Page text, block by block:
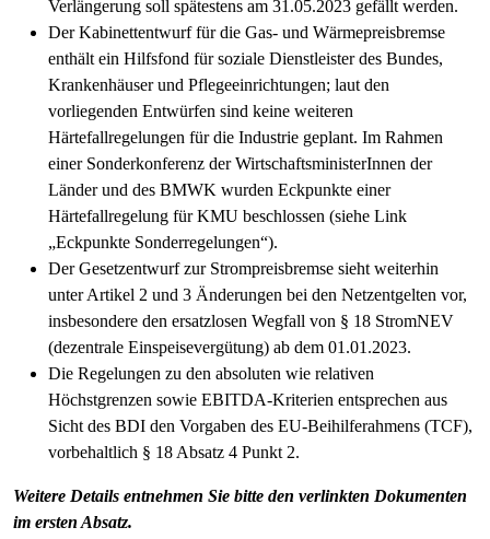
Verlängerung soll spätestens am 31.05.2023 gefällt werden.
Der Kabinettentwurf für die Gas- und Wärmepreisbremse
enthält ein Hilfsfond für soziale Dienstleister des Bundes,
Krankenhäuser und Pflegeeinrichtungen; laut den
vorliegenden Entwürfen sind keine weiteren
Härtefallregelungen für die Industrie geplant. Im Rahmen
einer Sonderkonferenz der WirtschaftsministerInnen der
Länder und des BMWK wurden Eckpunkte einer
Härtefallregelung für KMU beschlossen (siehe Link
„Eckpunkte Sonderregelungen“).
Der Gesetzentwurf zur Strompreisbremse sieht weiterhin
unter Artikel 2 und 3 Änderungen bei den Netzentgelten vor,
insbesondere den ersatzlosen Wegfall von § 18 StromNEV
(dezentrale Einspeisevergütung) ab dem 01.01.2023.
Die Regelungen zu den absoluten wie relativen
Höchstgrenzen sowie EBITDA-Kriterien entsprechen aus
Sicht des BDI den Vorgaben des EU-Beihilferahmens (TCF),
vorbehaltlich § 18 Absatz 4 Punkt 2.
Weitere Details entnehmen Sie bitte den verlinkten Dokumenten
im ersten Absatz.